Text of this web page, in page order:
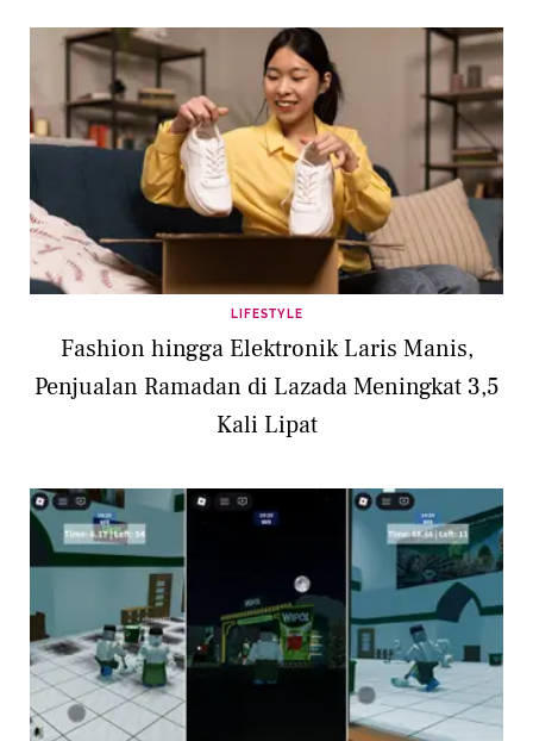
LIFESTYLE
Fashion hingga Elektronik Laris Manis,
Penjualan Ramadan di Lazada Meningkat 3,5
Kali Lipat